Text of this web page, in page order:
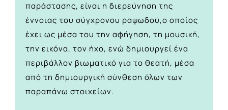
παράστασης, είναι η διερεύνηση της
έννοιας του σύγχρονου ραψωδού,o oποίος
έχει ως μέσα του την αφήγηση, τη μουσική,
την εικόνα, τον ήχο, ενώ δημιουργεί ένα
περιβάλλον βιωματικό για το θεατή, μέσα
από τη δημιουργική σύνθεση όλων των
παραπάνω στοιχείων.